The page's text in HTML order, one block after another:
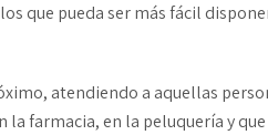
que pueda ser más fácil
atendiendo a aquellas
farmacia, en la peluquería y